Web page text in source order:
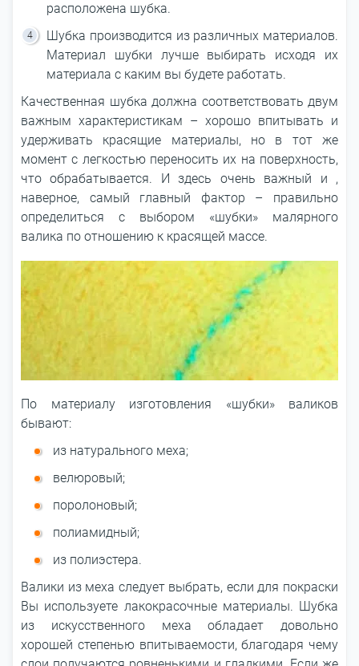
расположена шубка.
Шубка производится из различных материалов.
Материал шубки лучше выбирать исходя их
материала с каким вы будете работать.
Качественная шубка должна соответствовать двум
важным характеристикам – хорошо впитывать и
удерживать красящие материалы, но в тот же
момент с легкостью переносить их на поверхность,
что обрабатывается. И здесь очень важный и ,
наверное, самый главный фактор – правильно
определиться с выбором «шубки» малярного
валика по отношению к красящей массе.
По материалу изготовления «шубки» валиков
бывают:
из натурального меха;
велюровый;
поролоновый;
полиамидный;
из полиэстера.
Валики из меха следует выбрать, если для покраски
Вы используете лакокрасочные материалы. Шубка
из искусственного меха обладает довольно
хорошей степенью впитываемости, благодаря чему